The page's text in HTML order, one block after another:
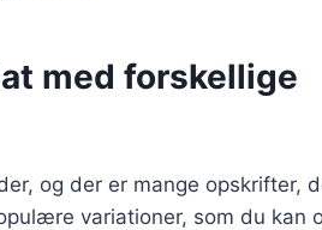
med forskellige
og der er mange opskrifter,
variationer, som du kan